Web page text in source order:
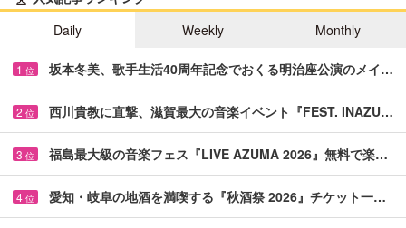
Daily
Weekly Monthly
1 位 坂本冬美、歌手生活40周年記念でおくる明治座公演のメイ…
2 位 西川貴教に直撃、滋賀最大の音楽イベント『FEST. INAZU…
3 位 福島最大級の音楽フェス『LIVE AZUMA 2026』無料で楽…
4 位 愛知・岐阜の地酒を満喫する『秋酒祭 2026』チケット一…